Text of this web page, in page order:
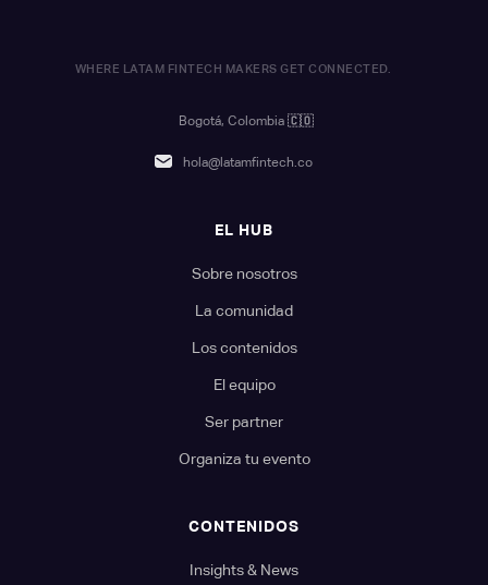
WHERE LATAM FINTECH MAKERS GET CONNECTED.
Bogotá, Colombia 🇨🇴
hola@latamfintech.co
EL HUB
Sobre nosotros
La comunidad
Los contenidos
El equipo
Ser partner
Organiza tu evento
CONTENIDOS
Insights & News